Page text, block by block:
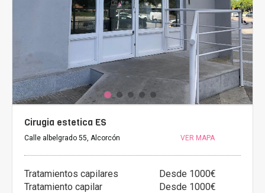
Cirugia estetica ES
Calle albelgrado 55, Alcorcón VER MAPA
Tratamientos capilares
Desde 1000€
Tratamiento capilar
Desde 1000€